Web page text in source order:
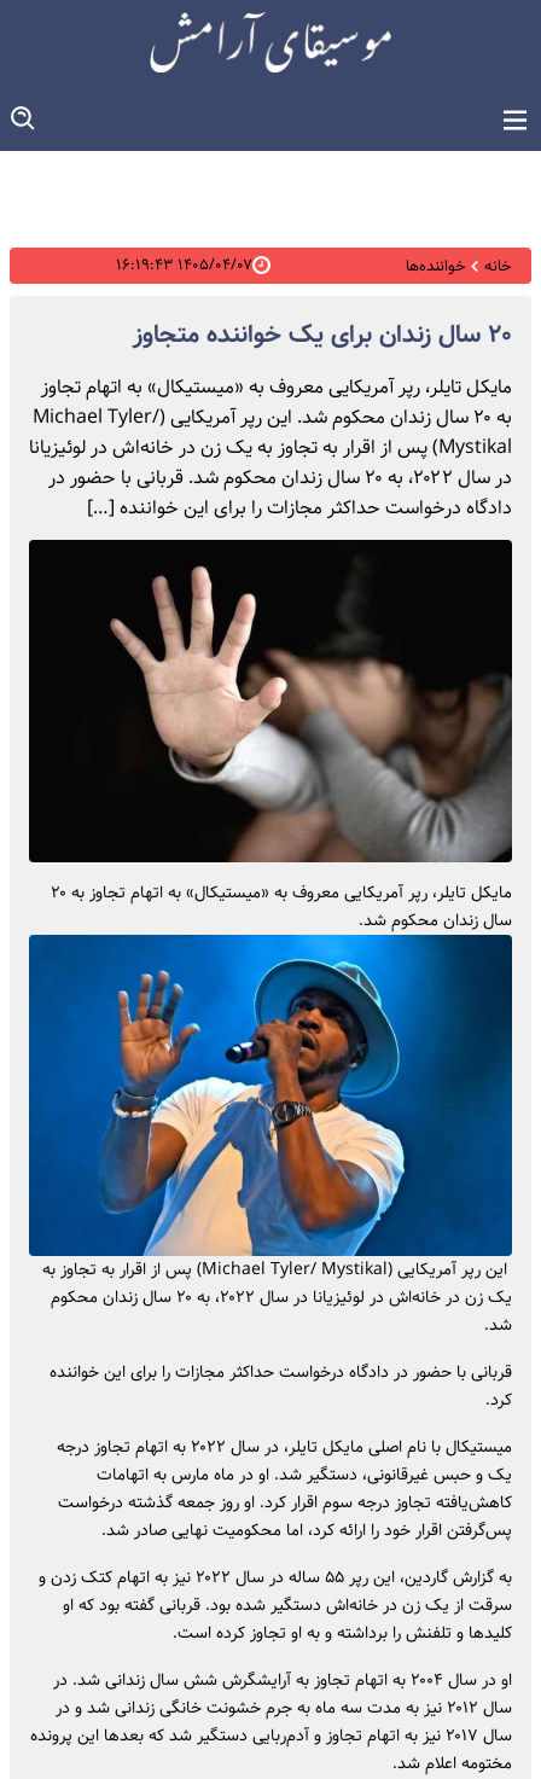
خانه خواننده‌ها ۱۴۰۵/۰۴/۰۷ ۱۶:۱۹:۴۳
۲۰ سال زندان برای یک خواننده متجاوز
مایکل تایلر، رپر آمریکایی معروف به «میستیکال» به اتهام تجاوز
به ۲۰ سال زندان محکوم شد. این رپر آمریکایی (Michael Tyler/
Mystikal) پس از اقرار به تجاوز به یک زن در خانه‌اش در لوئیزیانا
در سال ۲۰۲۲، به ۲۰ سال زندان محکوم شد. قربانی با حضور در
دادگاه درخواست حداکثر مجازات را برای این خواننده […]
مایکل تایلر، رپر آمریکایی معروف به «میستیکال» به اتهام تجاوز به ۲۰
سال زندان محکوم شد.
این رپر آمریکایی (Michael Tyler/ Mystikal) پس از اقرار به تجاوز به
یک زن در خانه‌اش در لوئیزیانا در سال ۲۰۲۲، به ۲۰ سال زندان محکوم
شد.
قربانی با حضور در دادگاه درخواست حداکثر مجازات را برای این خواننده
کرد.
میستیکال با نام اصلی مایکل تایلر، در سال ۲۰۲۲ به اتهام تجاوز درجه
یک و حبس غیرقانونی، دستگیر شد. او در ماه مارس به اتهامات
کاهش‌یافته تجاوز درجه سوم اقرار کرد. او روز جمعه گذشته درخواست
پس‌گرفتن اقرار خود را ارائه کرد، اما محکومیت نهایی صادر شد.
به گزارش گاردین، این رپر ۵۵ ساله در سال ۲۰۲۲ نیز به اتهام کتک زدن و
سرقت از یک زن در خانه‌اش دستگیر شده بود. قربانی گفته بود که او
کلیدها و تلفنش را برداشته و به او تجاوز کرده است.
او در سال ۲۰۰۴ به اتهام تجاوز به آرایشگرش شش سال زندانی شد. در
سال ۲۰۱۲ نیز به مدت سه ماه به جرم خشونت خانگی زندانی شد و در
سال ۲۰۱۷ نیز به اتهام تجاوز و آدم‌ربایی دستگیر شد که بعدها این پرونده
مختومه اعلام شد.